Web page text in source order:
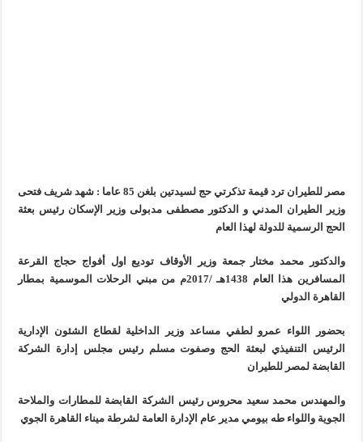
مصر للطيران ترد قيمة تذكرتي حج لسيدتين بلغن 85 عاما : شهد شريف فتحى
وزير الطيران المدني و الدكتور مصطفى مدبولى وزير الإسكان رئيس بعثة
الحج الرسمية للدولة لهذا العام
والدكتور محمد مختار جمعة وزير الأوقاف توديع اول أفواج حجاج القرعة
المسافرين هذا العام 1438هـ /2017م من مبني الرحلات الموسمية بمطار
القاهرة الدولي
بحضور اللواء عمرو لطفي مساعد وزير الداخلية لقطاع الشئون الإدارية
الرئيس التنفيذي لبعثة الحج وصفوت مسلم رئيس مجلس إدارة الشركة
القابضة لمصر للطيران
والمهندس محمد سعيد محروس رئيس الشركة القابضة للمطارات والملاحة
الجوية واللواء طه بيومي مدير عام الإدارة العامة لشرطة ميناء القاهرة الجوي